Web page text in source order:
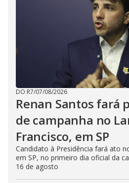
DO R7/07/08/2026
Renan Santos fará
de campanha no
Francisco, em SP
Candidato à Presidência fará ato
em SP, no primeiro dia oficial da
16 de agosto